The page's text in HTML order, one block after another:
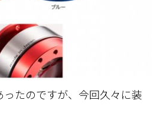
たのですが、今回久々に装